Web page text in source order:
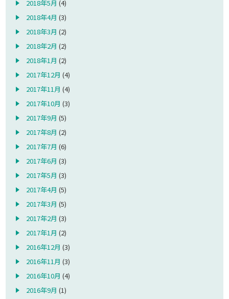
2018年5月 (4)
2018年4月 (3)
2018年3月 (2)
2018年2月 (2)
2018年1月 (2)
2017年12月 (4)
2017年11月 (4)
2017年10月 (3)
2017年9月 (5)
2017年8月 (2)
2017年7月 (6)
2017年6月 (3)
2017年5月 (3)
2017年4月 (5)
2017年3月 (5)
2017年2月 (3)
2017年1月 (2)
2016年12月 (3)
2016年11月 (3)
2016年10月 (4)
2016年9月 (1)